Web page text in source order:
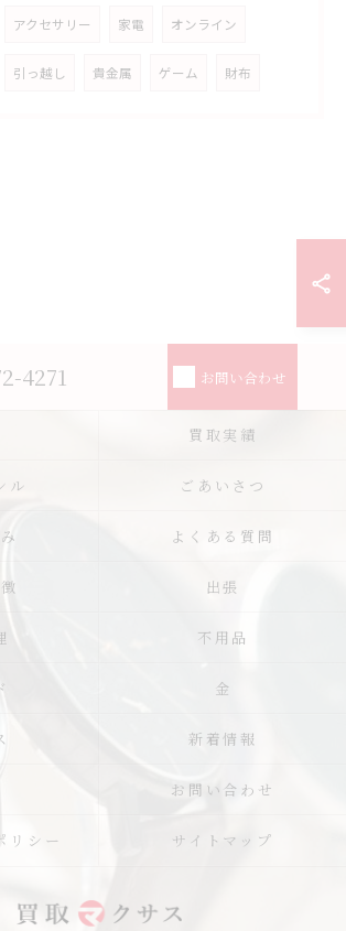
アクセサリー 家電 オンライン
引っ越し 貴金属 ゲーム 財布
4271 お問い合わせ
買取実績
ル ごあいさつ
よくある質問
出張
不用品
金
新着情報
お問い合わせ
リシー サイトマップ